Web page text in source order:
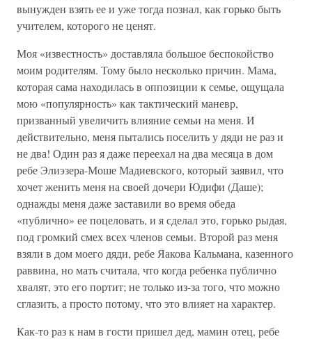
вынужден взять ее и уже тогда познал, как горько быть
учителем, которого не ценят.
Моя «известность» доставляла большое беспокойство
моим родителям. Тому было несколько причин. Мама,
которая сама находилась в оппозиции к семье, ощущала
мою «популярность» как тактический маневр,
призванный увеличить влияние семьи на меня. И
действительно, меня пытались поселить у дяди не раз и
не два! Один раз я даже переехал на два месяца в дом
ребе Элиэзера-Моше Мадиевского, который заявил, что
хочет женить меня на своей дочери Юдифи (Даше);
однажды меня даже заставили во время обеда
«публично» ее поцеловать, и я сделал это, горько рыдая,
под громкий смех всех членов семьи. Второй раз меня
взяли в дом моего дяди, ребе Яакова Кальмана, казенного
раввина, но мать считала, что когда ребенка публично
хвалят, это его портит; не только из-за того, что можно
сглазить, а просто потому, что это влияет на характер.
Как-то раз к нам в гости пришел дед, мамин отец, ребе